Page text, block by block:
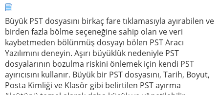
Büyük PST dosyasını birkaç fare tıklamasıyla ayırabilen ve
birden fazla bölme seçeneğine sahip olan ve veri
kaybetmeden bölünmüş dosyayı bölen PST Aracı
Yazılımını deneyin. Aşırı büyüklük nedeniyle PST
dosyalarının bozulma riskini önlemek için kendi PST
ayırıcısını kullanır. Büyük bir PST dosyasını, Tarih, Boyut,
Posta Kimliği ve Klasör gibi belirtilen PST ayırma